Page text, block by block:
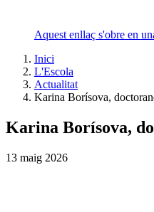
Aquest enllaç s'obre en
Inici
L'Escola
Actualitat
Karina Borísova,
Karina Borísova,
13 maig 2026